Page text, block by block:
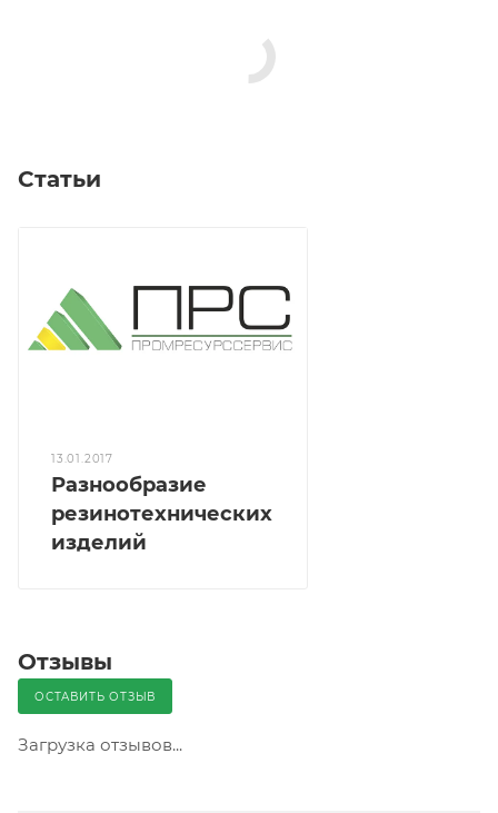
Статьи
13.01.2017
Разнообразие
резинотехнических
изделий
Отзывы
ОСТАВИТЬ ОТЗЫВ
Загрузка отзывов...